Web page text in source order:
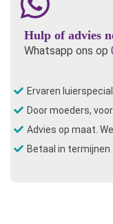
Hulp of advies
Whatsapp ons op
Ervaren
Door moeders,
Advies op maat.
Betaal in termijnen